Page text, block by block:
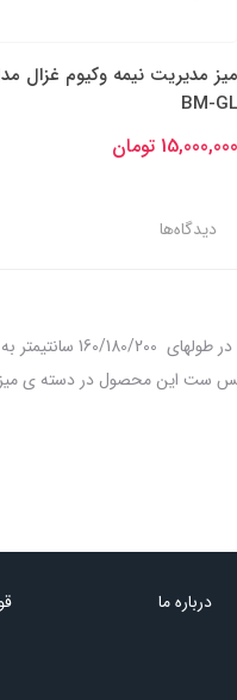
میز مدیریت نیمه وکیوم غزال
BM-GL
15,000,000 تومان
دیدگاه‌ها
میز کنفرانس موجود می باشد،درابعاد 200
درباره ما